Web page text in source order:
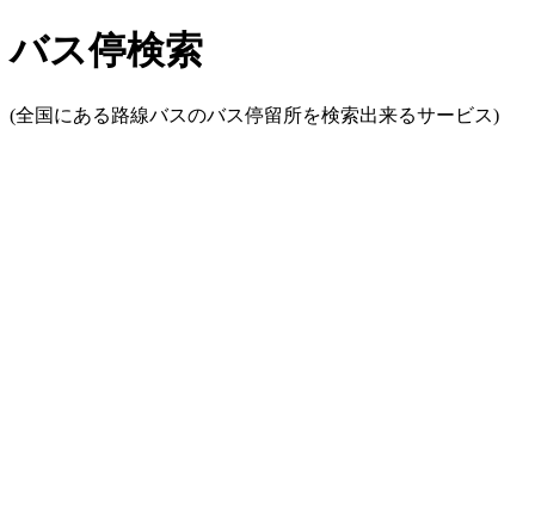
バス停検索
(全国にある路線バスのバス停留所を検索出来るサービス)